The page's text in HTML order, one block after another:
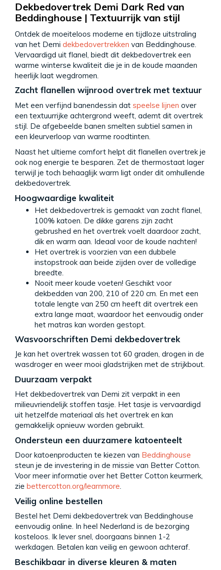
Dekbedovertrek Demi Dark Red van
Beddinghouse | Textuurrijk van stijl
Ontdek de moeiteloos moderne en tijdloze uitstraling
van het Demi dekbedovertrekken van Beddinghouse.
Vervaardigd uit flanel, biedt dit dekbedovertrek een
warme winterse kwaliteit die je in de koude maanden
heerlijk laat wegdromen.
Zacht flanellen wijnrood overtrek met textuur
Met een verfijnd banendessin dat speelse lijnen over
een textuurrijke achtergrond weeft, ademt dit overtrek
stijl. De afgebeelde banen smelten subtiel samen in
een kleurverloop van warme roodtinten.
Naast het ultieme comfort helpt dit flanellen overtrek je
ook nog energie te besparen. Zet de thermostaat lager
terwijl je toch behaaglijk warm ligt onder dit omhullende
dekbedovertrek.
Hoogwaardige kwaliteit
Het dekbedovertrek is gemaakt van zacht flanel,
100% katoen. De dikke garens zijn zacht
gebrushed en het overtrek voelt daardoor zacht,
dik en warm aan. Ideaal voor de koude nachten!
Het overtrek is voorzien van een dubbele
instopstrook aan beide zijden over de volledige
breedte.
Nooit meer koude voeten! Geschikt voor
dekbedden van 200, 210 of 220 cm. En met een
totale lengte van 250 cm heeft dit overtrek een
extra lange maat, waardoor het eenvoudig onder
het matras kan worden gestopt.
Wasvoorschriften Demi dekbedovertrek
Je kan het overtrek wassen tot 60 graden, drogen in de
wasdroger en weer mooi gladstrijken met de strijkbout.
Duurzaam verpakt
Het dekbedovertrek van Demi zit verpakt in een
milieuvriendelijk stoffen tasje. Het tasje is vervaardigd
uit hetzelfde materiaal als het overtrek en kan
gemakkelijk opnieuw worden gebruikt.
Ondersteun een duurzamere katoenteelt
Door katoenproducten te kiezen van Beddinghouse
steun je de investering in de missie van Better Cotton.
Voor meer informatie over het Better Cotton keurmerk,
zie bettercotton.org/learnmore.
Veilig online bestellen
Bestel het Demi dekbedovertrek van Beddinghouse
eenvoudig online. In heel Nederland is de bezorging
kosteloos. Ik lever snel, doorgaans binnen 1-2
werkdagen. Betalen kan veilig en gewoon achteraf.
Beschikbaar in diverse kleuren & maten